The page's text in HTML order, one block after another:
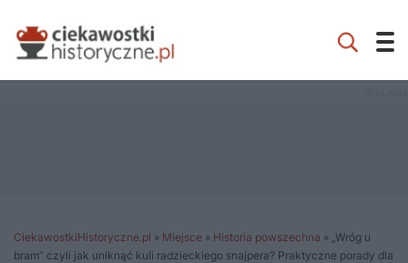
CiekawostkiHistoryczne.pl » Miejsce » Historia powszechna » „Wróg u
bram” czyli jak uniknąć kuli radzieckiego snajpera? Praktyczne porady dla